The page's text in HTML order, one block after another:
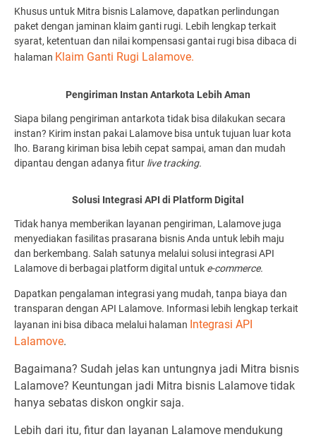
Khusus untuk Mitra bisnis Lalamove, dapatkan perlindungan
paket dengan jaminan klaim ganti rugi. Lebih lengkap terkait
syarat, ketentuan dan nilai kompensasi gantai rugi bisa dibaca di
halaman Klaim Ganti Rugi Lalamove.
Pengiriman Instan Antarkota Lebih Aman
Siapa bilang pengiriman antarkota tidak bisa dilakukan secara
instan? Kirim instan pakai Lalamove bisa untuk tujuan luar kota
lho. Barang kiriman bisa lebih cepat sampai, aman dan mudah
dipantau dengan adanya fitur live tracking.
Solusi Integrasi API di Platform Digital
Tidak hanya memberikan layanan pengiriman, Lalamove juga
menyediakan fasilitas prasarana bisnis Anda untuk lebih maju
dan berkembang. Salah satunya melalui solusi integrasi API
Lalamove di berbagai platform digital untuk e-commerce.
Dapatkan pengalaman integrasi yang mudah, tanpa biaya dan
transparan dengan API Lalamove. Informasi lebih lengkap terkait
layanan ini bisa dibaca melalui halaman Integrasi API
Lalamove.
Bagaimana? Sudah jelas kan untungnya jadi Mitra bisnis
Lalamove? Keuntungan jadi Mitra bisnis Lalamove tidak
hanya sebatas diskon ongkir saja.
Lebih dari itu, fitur dan layanan Lalamove mendukung